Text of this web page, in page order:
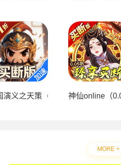
演义之天策（0.1折一骑当千买断
神仙online（
MORE +